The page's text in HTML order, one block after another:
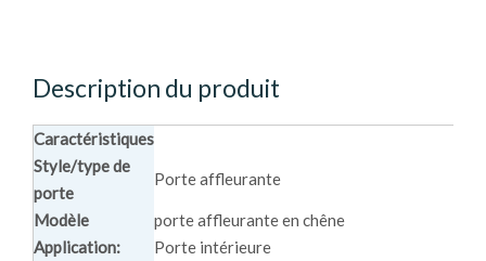
Description du produit
Caractéristiques
Style/type de
porte
Porte affleurante
Modèle
porte affleurante en chêne
Application:
Porte intérieure